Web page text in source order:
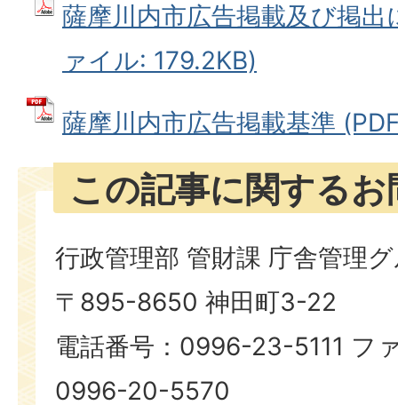
薩摩川内市広告掲載及び掲
ァイル: 179.2KB)
薩摩川内市広告掲載基準
この記事に関する
行政管理部 管財課 庁舎管理
〒895-8650 神田町3-22
電話番号：0996-23-5111 フ
0996-20-5570